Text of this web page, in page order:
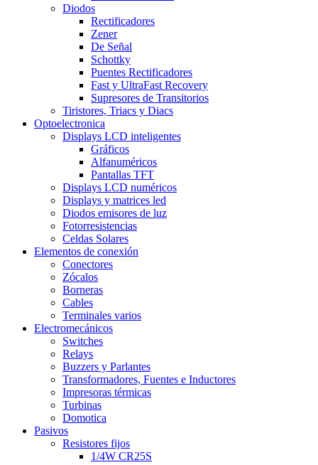
Diodos
Rectificadores
Zener
De Señal
Schottky
Puentes Rectificadores
Fast y UltraFast Recovery
Supresores de Transitorios
Tiristores, Triacs y Diacs
Optoelectronica
Displays LCD inteligentes
Gráficos
Alfanuméricos
Pantallas TFT
Displays LCD numéricos
Displays y matrices led
Diodos emisores de luz
Fotorresistencias
Celdas Solares
Elementos de conexión
Conectores
Zócalos
Borneras
Cables
Terminales varios
Electromecánicos
Switches
Relays
Buzzers y Parlantes
Transformadores, Fuentes e Inductores
Impresoras térmicas
Turbinas
Domotica
Pasivos
Resistores fijos
1/4W CR25S